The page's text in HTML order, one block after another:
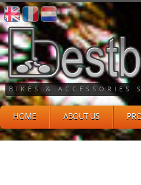
BIKES & ACCESSORIES
HOME ABOUT US